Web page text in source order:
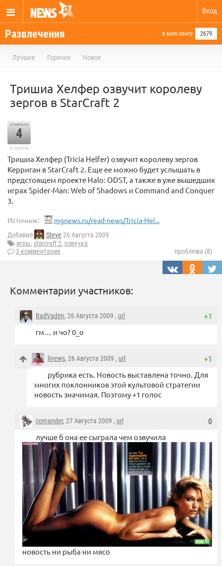
Вход
Развлечения в мою ленту 2679
Лучшее Горячее Новое
Тришиа Хелфер озвучит королеву
зергов в StarCraft 2
отметили
4
в архиве
Тришиа Хелфер (Tricia Helfer) озвучит королеву зергов
Керриган в StarCraft 2. Еще ее можно будет услышать в
предстоящем проекте Halo: ODST, а также в уже вышедших
играх Spider-Man: Web of Shadows и Command and Conquer
3.
Источник: mgnews.ru/read-news/Tricia-Hel...
Добавил Steve 26 Августа 2009
игры, starcraft 2, озвучка
3 комментария
проблема (8)
Комментарии участников:
+1
BadVadim, 26 Августа 2009 , url
гм… и чо? 0_о
+1
linews, 26 Августа 2009 , url
рубрика есть. Новость выставлена точно. Для
многих поклонников этой культовой стратегии
новость значимая. Поэтому +1 голос
0
comander, 27 Августа 2009 , url
лучше б она ее сыграла чем озвучила
новость ни рыба ни мясо